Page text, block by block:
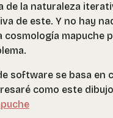
de la naturaleza
de este. Y no hay
cosmología mapuche
software se basa en
como este